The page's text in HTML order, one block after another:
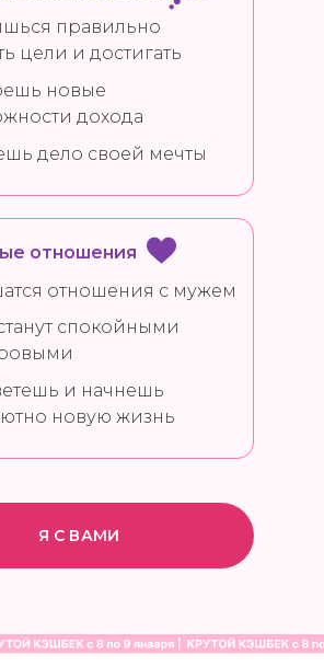
отношения
отношения с мужем
и начнешь
новую жизнь
спокойными
правильно
цели и достигать
новые
дохода
дело своей мечты
Я С ВАМИ